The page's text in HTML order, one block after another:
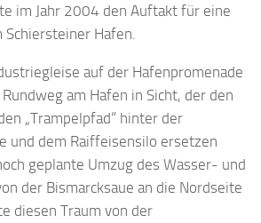
im Jahr 2004 den Auftakt für eine
Hafen.
auf der Hafenpromenade
am Hafen in Sicht, der den
„Trampelpfad“ hinter der
und dem Raiffeisensilo ersetzen
geplante Umzug des Wasser- und
der Bismarcksaue an die Nordseite
diesen Traum von der